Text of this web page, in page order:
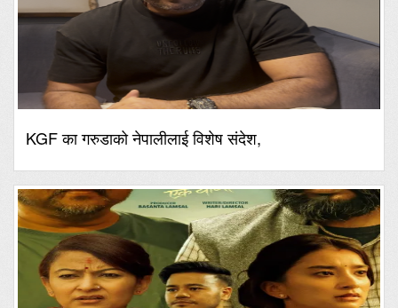
KGF का गरुडाको नेपालीलाई विशेष संदेश,